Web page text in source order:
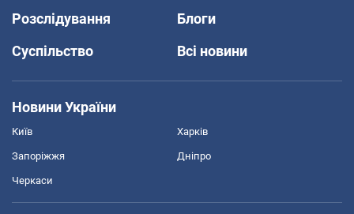
Розслідування
Блоги
Суспільство
Всі новини
Новини України
Київ Харків
Запоріжжя Дніпро
Черкаси